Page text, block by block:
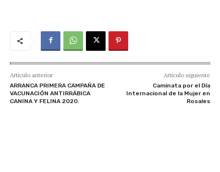
Artículo anterior
ARRANCA PRIMERA CAMPAÑA DE
VACUNACIÓN ANTIRRÁBICA
CANINA Y FELINA 2020.
Artículo siguiente
Caminata por el Día
Internacional de la Mujer en
Rosales